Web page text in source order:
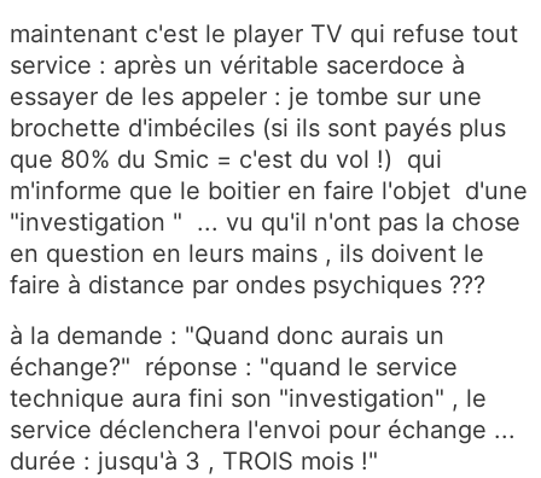
maintenant c'est le player TV qui refuse tout
service : après un véritable sacerdoce à
essayer de les appeler : je tombe sur une
brochette d'imbéciles (si ils sont payés plus
que 80% du Smic = c'est du vol !) qui
m'informe que le boitier en faire l'objet d'une
"investigation " ... vu qu'il n'ont pas la chose
en question en leurs mains , ils doivent le
faire à distance par ondes psychiques ???
à la demande : "Quand donc aurais un
échange?" réponse : "quand le service
technique aura fini son "investigation" , le
service déclenchera l'envoi pour échange ...
durée : jusqu'à 3 , TROIS mois !"